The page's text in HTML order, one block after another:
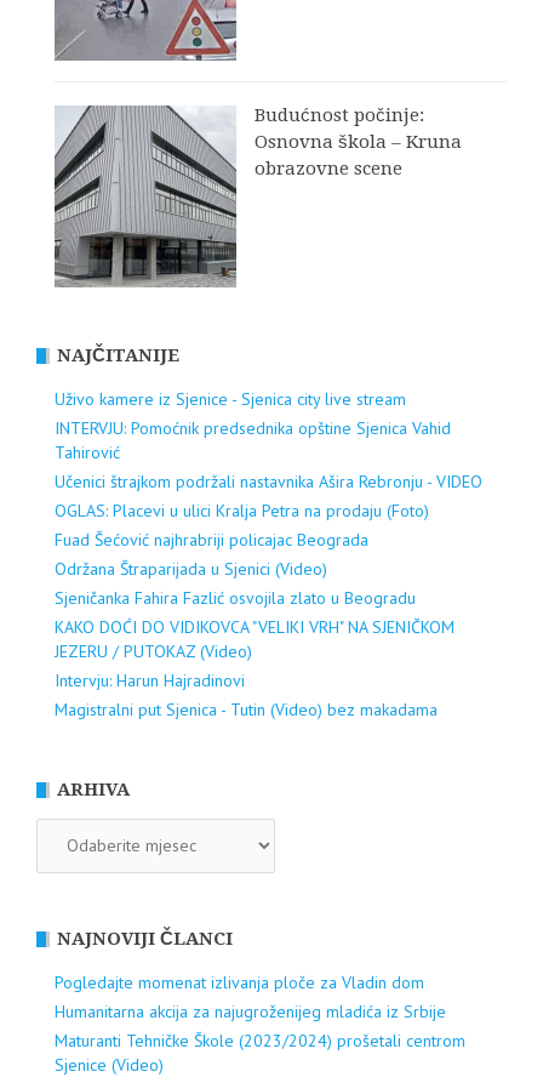
Budućnost počinje:
Osnovna škola – Kruna
obrazovne scene
NAJČITANIJE
Uživo kamere iz Sjenice - Sjenica city live stream
INTERVJU: Pomoćnik predsednika opštine Sjenica Vahid
Tahirović
Učenici štrajkom podržali nastavnika Ašira Rebronju - VIDEO
OGLAS: Placevi u ulici Kralja Petra na prodaju (Foto)
Fuad Šećović najhrabriji policajac Beograda
Održana Štraparijada u Sjenici (Video)
Sjeničanka Fahira Fazlić osvojila zlato u Beogradu
KAKO DOĆI DO VIDIKOVCA "VELIKI VRH" NA SJENIČKOM
JEZERU / PUTOKAZ (Video)
Intervju: Harun Hajradinovi
Magistralni put Sjenica - Tutin (Video) bez makadama
ARHIVA
NAJNOVIJI ČLANCI
Pogledajte momenat izlivanja ploče za Vladin dom
Humanitarna akcija za najugroženijeg mladića iz Srbije
Maturanti Tehničke Škole (2023/2024) prošetali centrom
Sjenice (Video)